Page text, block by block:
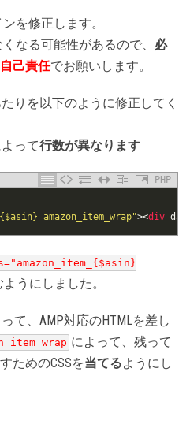
を修正します。
なる可能性があるので、 必
自己責任でお願いします。
りを以下のように修正してく
って行数が異なります
PHP
amazon_item_wrap"><div
うにしました。
て、AMP対応のHTMLを差し
によって、残って
ためのCSSを当てるようにし